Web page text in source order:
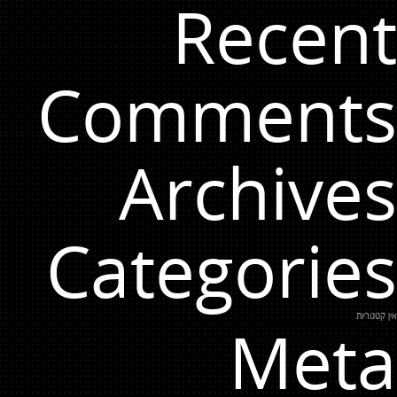
Recent
Comments
Archives
Categories
אין קטגוריות
Meta